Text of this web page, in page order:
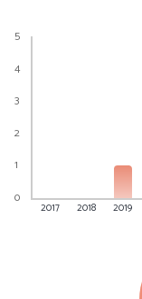
0
1
2
3
4
5
2017 2018 2019